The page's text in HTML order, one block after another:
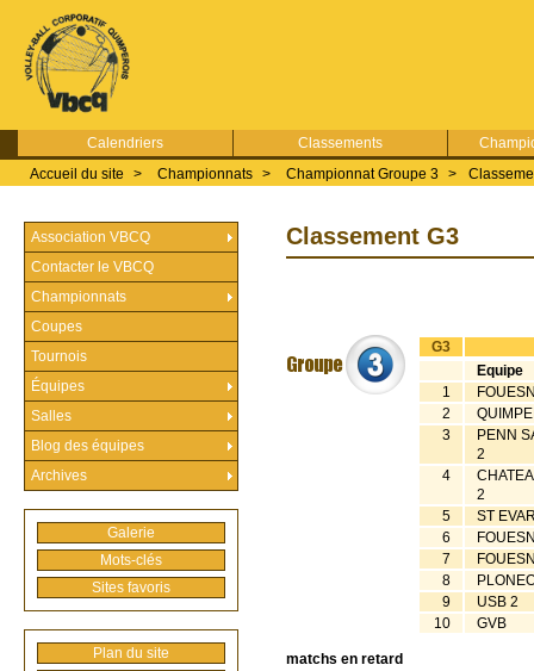
Calendriers Classements
Accueil du site
> Championnats > Championnat Groupe 3 >
Classement G3
G3
Equipe
1
2
3
PENN
2
4
2
5
ST
6
7
8
9
USB 2
10
GVB
matchs en retard
Association VBCQ
Contacter le VBCQ
Championnats
Coupes
Tournois
Équipes
Salles
Blog des équipes
Archives
Galerie
Mots-clés
Sites favoris
Plan du site